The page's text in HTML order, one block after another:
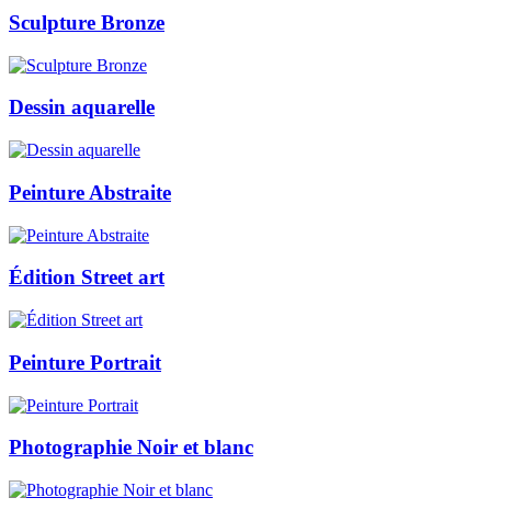
Sculpture Bronze
Dessin aquarelle
Peinture Abstraite
Édition Street art
Peinture Portrait
Photographie Noir et blanc